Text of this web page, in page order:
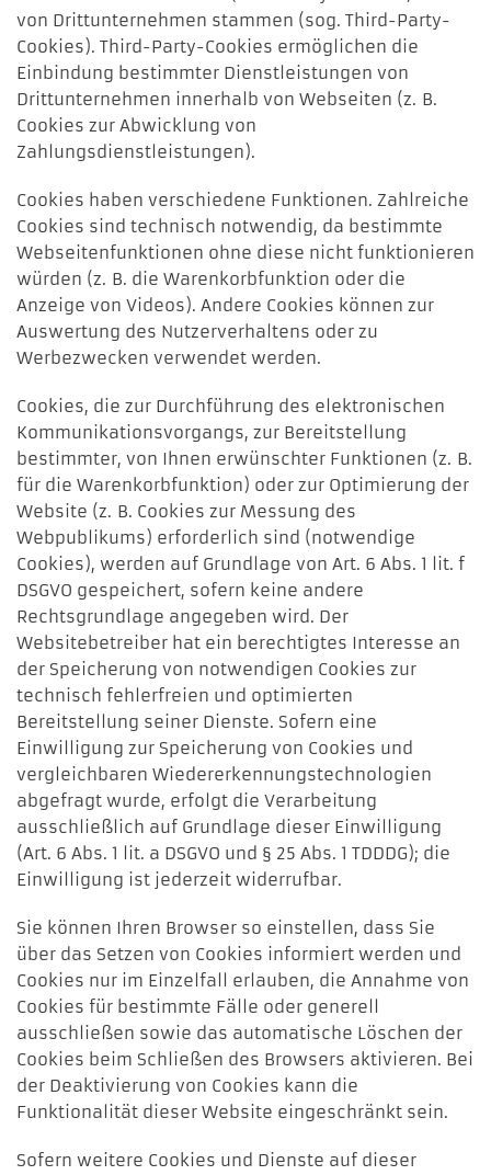
von Drittunternehmen stammen (sog. Third-Party-
Cookies). Third-Party-Cookies ermöglichen die
Einbindung bestimmter Dienstleistungen von
Drittunternehmen innerhalb von Webseiten (z. B.
Cookies zur Abwicklung von
Zahlungsdienstleistungen).
Cookies haben verschiedene Funktionen. Zahlreiche
Cookies sind technisch notwendig, da bestimmte
Webseitenfunktionen ohne diese nicht funktionieren
würden (z. B. die Warenkorbfunktion oder die
Anzeige von Videos). Andere Cookies können zur
Auswertung des Nutzerverhaltens oder zu
Werbezwecken verwendet werden.
Cookies, die zur Durchführung des elektronischen
Kommunikationsvorgangs, zur Bereitstellung
bestimmter, von Ihnen erwünschter Funktionen (z. B.
für die Warenkorbfunktion) oder zur Optimierung der
Website (z. B. Cookies zur Messung des
Webpublikums) erforderlich sind (notwendige
Cookies), werden auf Grundlage von Art. 6 Abs. 1 lit. f
DSGVO gespeichert, sofern keine andere
Rechtsgrundlage angegeben wird. Der
Websitebetreiber hat ein berechtigtes Interesse an
der Speicherung von notwendigen Cookies zur
technisch fehlerfreien und optimierten
Bereitstellung seiner Dienste. Sofern eine
Einwilligung zur Speicherung von Cookies und
vergleichbaren Wiedererkennungstechnologien
abgefragt wurde, erfolgt die Verarbeitung
ausschließlich auf Grundlage dieser Einwilligung
(Art. 6 Abs. 1 lit. a DSGVO und § 25 Abs. 1 TDDDG); die
Einwilligung ist jederzeit widerrufbar.
Sie können Ihren Browser so einstellen, dass Sie
über das Setzen von Cookies informiert werden und
Cookies nur im Einzelfall erlauben, die Annahme von
Cookies für bestimmte Fälle oder generell
ausschließen sowie das automatische Löschen der
Cookies beim Schließen des Browsers aktivieren. Bei
der Deaktivierung von Cookies kann die
Funktionalität dieser Website eingeschränkt sein.
Sofern weitere Cookies und Dienste auf dieser